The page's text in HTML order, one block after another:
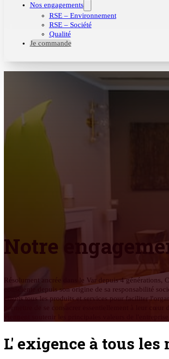
Nos engagements
RSE – Environnement
RSE – Société
Qualité
Je commande
Notre
Résolument ancrée dans le Var depuis 4
consciente depuis son origine de sa responsabilité
clients tous les produits et services pour faciliter
permettre de se consacrer essentiellement à leur
viennent soutenir les principales valeurs de
L' exigence à tous